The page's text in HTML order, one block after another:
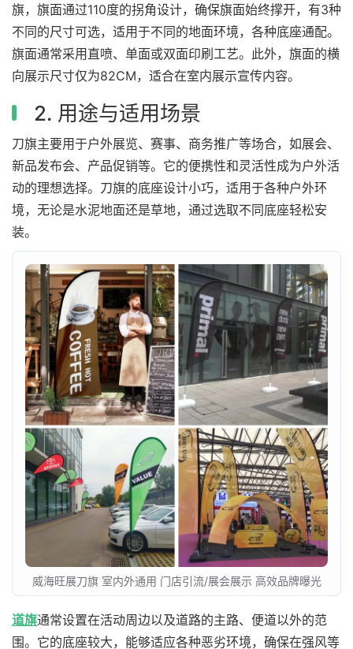
旗，旗面通过110度的拐角设计，确保旗面始终撑开，有3种
不同的尺寸可选，适用于不同的地面环境，各种底座通配。
旗面通常采用直喷、单面或双面印刷工艺。此外，旗面的横
向展示尺寸仅为82CM，适合在室内展示宣传内容。
2. 用途与适用场景
刀旗主要用于户外展览、赛事、商务推广等场合，如展会、
新品发布会、产品促销等。它的便携性和灵活性成为户外活
动的理想选择。刀旗的底座设计小巧，适用于各种户外环
境，无论是水泥地面还是草地，通过选取不同底座轻松安
装。
威海旺展刀旗 室内外通用 门店引流/展会展示 高效品牌曝光
道旗通常设置在活动周边以及道路的主路、便道以外的范
围。它的底座较大，能够适应各种恶劣环境，确保在强风等